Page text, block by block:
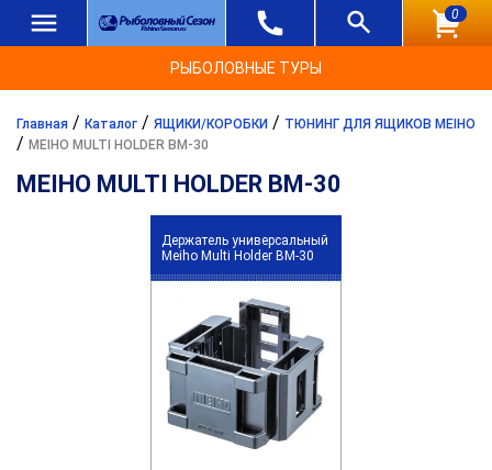
0
РЫБОЛОВНЫЕ ТУРЫ
Главная / Каталог / ЯЩИКИ/КОРОБКИ / ТЮНИНГ ДЛЯ ЯЩИКОВ MEIHO
/ MEIHO MULTI HOLDER BM-30
MEIHO MULTI HOLDER BM-30
Держатель универсальный
Meiho Multi Holder BM-30